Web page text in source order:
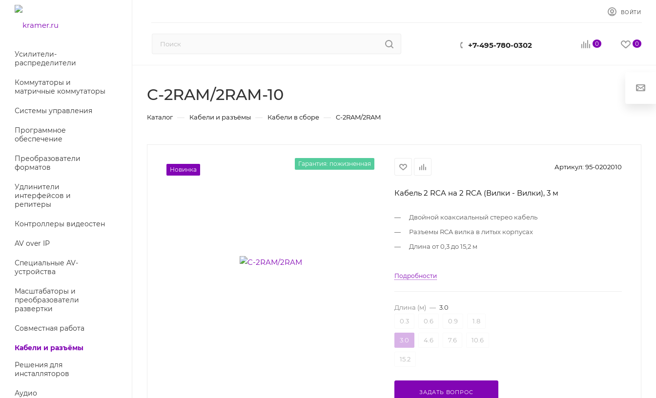
ВОЙТИ
+7-495-780-0302 0 0
Усилители-
раcпределители
Коммутаторы и
матричные коммутаторы
Системы управления
Программное
обеспечение
Преобразователи
форматов
Удлинители
интерфейсов и
репитеры
Контроллеры видеостен
AV over IP
Специальные AV-
устройства
Масштабаторы и
преобразователи
развертки
Совместная работа
Кабели и разъёмы
Решения для
инсталляторов
Аудио
C-2RAM/2RAM-10
Каталог — Кабели и разъёмы — Кабели в сборе — C-2RAM/2RAM
Новинка
Гарантия: пожизненная Артикул: 95-0202010
Кабель 2 RCA на 2 RCA (Вилки - Вилки), 3 м
Двойной коаксиальный стерео кабель
Разъемы RCA вилка в литых корпусах
Длина от 0,3 до 15,2 м
Подробности
Длина (м) — 3.0
0.3
0.6 0.9 1.8
3.0 4.6 7.6 10.6
15.2
ЗАДАТЬ ВОПРОС